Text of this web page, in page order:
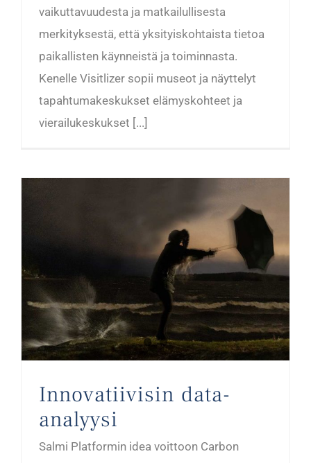
vaikuttavuudesta ja matkailullisesta
merkityksestä, että yksityiskohtaista tietoa
paikallisten käynneistä ja toiminnasta.
Kenelle Visitlizer sopii museot ja näyttelyt
tapahtumakeskukset elämyskohteet ja
vierailukeskukset [...]
Innovatiivisin data-
analyysi
Salmi Platformin idea voittoon Carbon